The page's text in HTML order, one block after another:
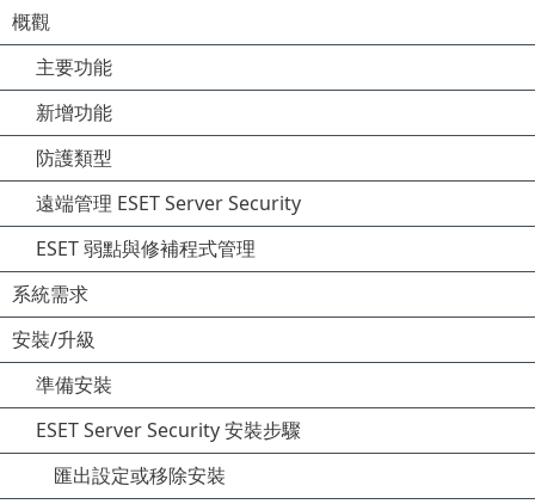
概觀
主要功能
新增功能
防護類型
遠端管理 ESET Server Security
ESET 弱點與修補程式管理
系統需求
安裝/升級
準備安裝
ESET Server Security 安裝步驟
匯出設定或移除安裝